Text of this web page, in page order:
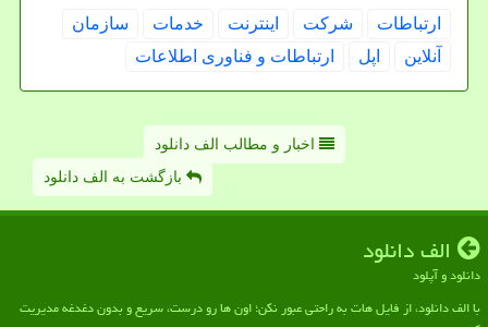
ارتباطات شركت اینترنت خدمات
سازمان
آنلاین
اپل ارتباطات و فناوری اطلاعات
اخبار و مطالب الف دانلود
بازگشت به الف دانلود
الف دانلود
دانلود و آپلود
با الف دانلود، از فایل هات به راحتی عبور نکن؛ اون ها رو درست، سریع و بدون دغدغه مدیریت